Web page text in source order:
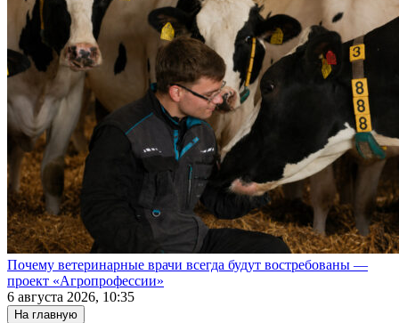
Почему ветеринарные врачи всегда будут востребованы —
проект «Агропрофессии»
6 августа 2026, 10:35
На главную